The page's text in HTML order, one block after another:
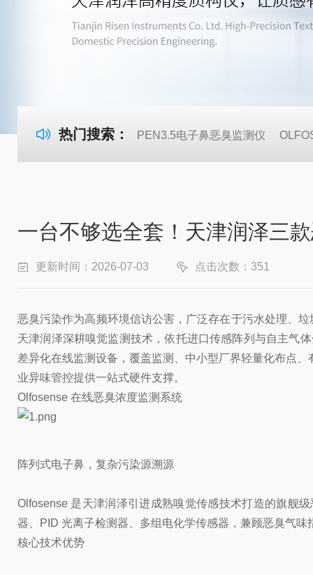
热门搜索： PEN3.5电子鼻恶臭监测仪
一台不够选全套！天津润泽三
更新时间：2026-07-03 点击次数：351
恶臭污染作为高频环境信访公害，广泛存在于污水处理、
天津润泽深耕嗅觉监测技术，依托进口传感阵列与自主气
差异化在线监测设备，覆盖监测、中小型厂界轻量化布点
业异味管控提供一站式硬件支撑。
Olfosense 在线恶臭浓度监测系统
阵列式电子鼻，复杂污染源溯源
Olfosense 是天津润泽引进成熟嗅觉传感技术打造的旗舰
器、PID 光离子检测器、多组电化学传感器，兼顾恶臭气
核心技术优势